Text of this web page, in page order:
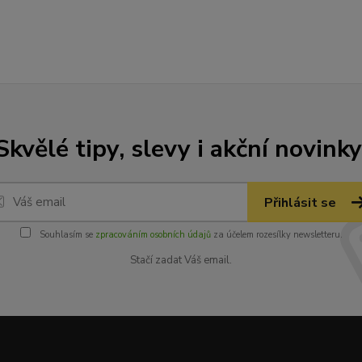
tipy, slevy i akční
Přihlásit se
Souhlasím se zpracováním osobních údajůza účelem rozesílky newsletteru.
Stačí zadat Váš email.